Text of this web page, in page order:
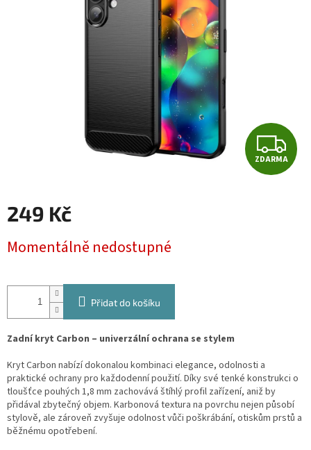
Z
D
ZDARMA
249 Kč
cena:
Momentálně nedostupné
Přidat do košíku
Zadní kryt Carbon – univerzální ochrana se stylem
Kryt Carbon nabízí dokonalou kombinaci elegance, odolnosti a
praktické ochrany pro každodenní použití. Díky své tenké konstrukci o
tloušťce pouhých 1,8 mm zachovává štíhlý profil zařízení, aniž by
přidával zbytečný objem. Karbonová textura na povrchu nejen působí
stylově, ale zároveň zvyšuje odolnost vůči poškrábání, otiskům prstů a
běžnému opotřebení.